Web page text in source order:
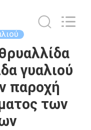
γυαλιού
παροχή
των